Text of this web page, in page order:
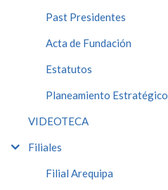
Past Presidentes
Acta de Fundación
Estatutos
Planeamiento Estratégico
VIDEOTECA
Filiales
Filial Arequipa